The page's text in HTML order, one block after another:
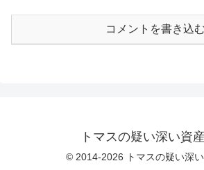
コメントを書き込む
トマスの疑い深い資
© 2014-2026 トマスの疑い深